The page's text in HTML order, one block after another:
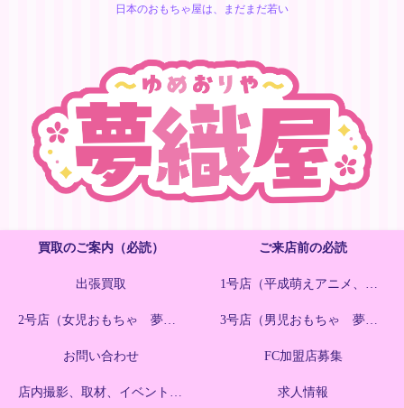
日本のおもちゃ屋は、まだまだ若い
買取のご案内（必読） ご来店前の必読
出張買取
2号店（女児おもちゃ 夢織屋きゅ〜と） 3号店（男児おもちゃ 夢織屋キッズ）
お問い合わせ FC加盟店募集
求人情報